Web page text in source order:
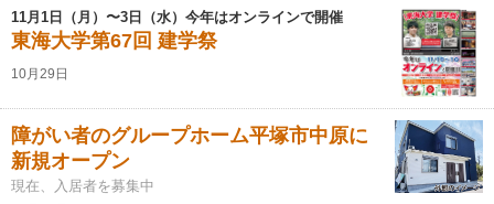
11月1日（月）〜3日（水）今年はオンラインで開催
東海大学第67回 建学祭
10月29日
障がい者のグループホーム平塚市中原に
新規オープン
現在、入居者を募集中